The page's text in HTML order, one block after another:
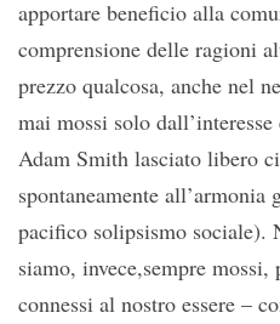
apportare beneficio alla
comprensione delle ragioni
prezzo qualcosa, anche nel
mai mossi solo
Adam Smith lasciato libero
spontaneamente all’armonia
pacifico solipsismo sociale).
siamo, invece,sempre
connessi al nostro essere –